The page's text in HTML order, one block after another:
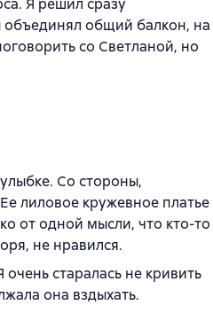
Я решил сразу
объединял общий балкон, на
со Светланой, но
Со стороны,
лиловое кружевное платье
от одной мысли, что кто-то
не нравился.
старалась не кривить
она вздыхать.